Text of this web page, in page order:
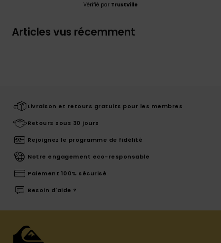
Vérifié par TrustVille
Articles vus récemment
Livraison et retours gratuits pour les membres
Retours sous 30 jours
Rejoignez le programme de fidélité
Notre engagement eco-responsable
Paiement 100% sécurisé
Besoin d'aide ?